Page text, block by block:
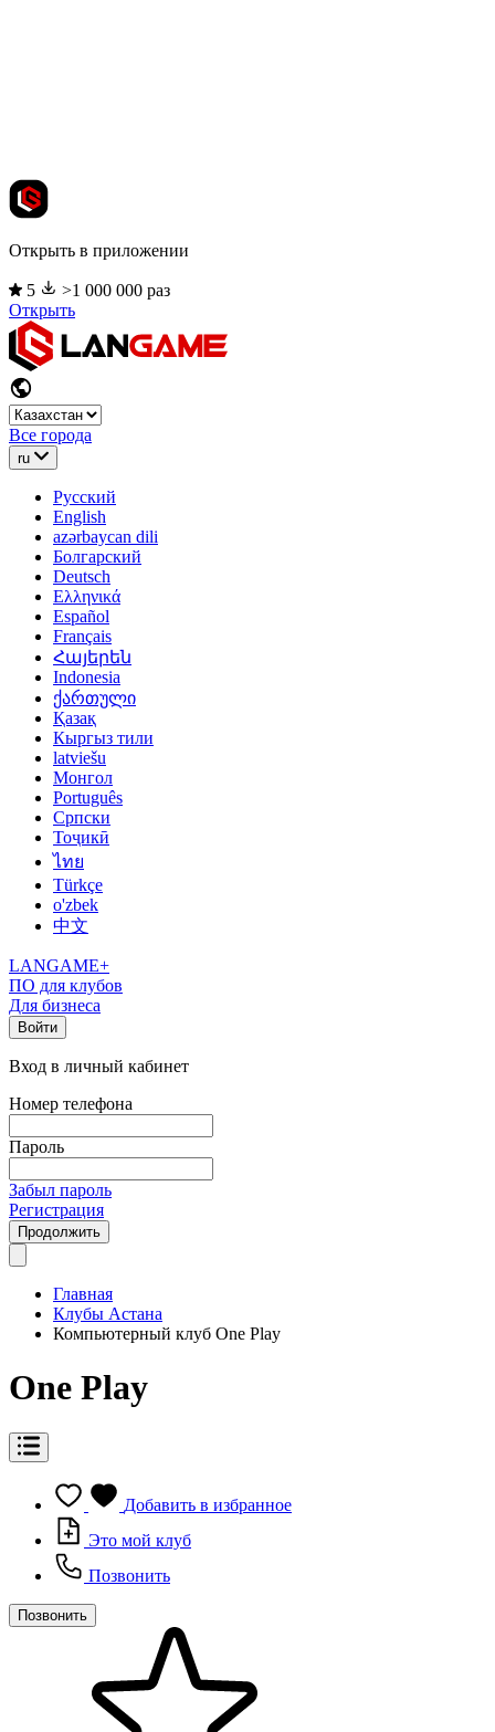
Открыть в приложении
5
>1 000 000 раз
Открыть
Все города
ru
Русский
English
azərbaycan dili
Болгарский
Deutsch
Ελληνικά
Español
Français
Հայերեն
Indonesia
ქართული
Қазақ
Кыргыз тили
latviešu
Монгол
Português
Српски
Тоҷикӣ
ไทย
Türkçe
o'zbek
中文
LANGAME+
ПО для клубов
Для бизнеса
Войти
Вход в личный кабинет
Номер телефона
Пароль
Забыл пароль
Регистрация
Продолжить
Главная
Клубы Астана
Компьютерный клуб One Play
One Play
Добавить в избранное
Это мой клуб
Позвонить
Позвонить